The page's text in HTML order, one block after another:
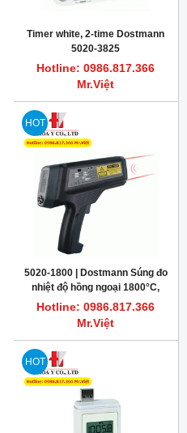
Timer white, 2-time Dostmann
5020-3825
Hotline: 0986.817.366
Mr.Việt
HOT
5020-1800 | Dostmann Súng đo
nhiệt độ hồng ngoại 1800°C,
HiTemp 1800 Infrared
thermometer
Hotline: 0986.817.366
Mr.Việt
HOT